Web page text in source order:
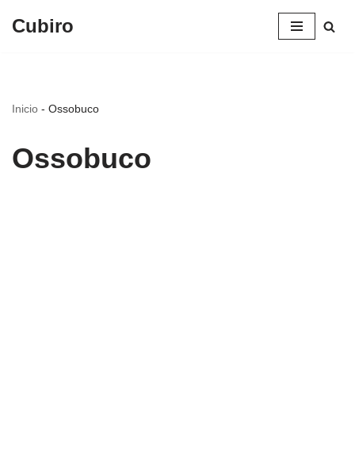
Cubiro
Inicio - Ossobuco
Ossobuco